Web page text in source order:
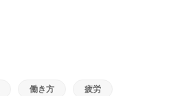
働き方 疲労